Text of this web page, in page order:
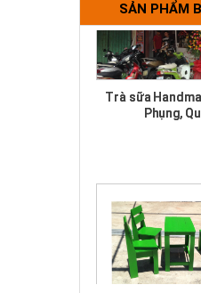
SẢN PHẨM
Trà sữa
Phụng,